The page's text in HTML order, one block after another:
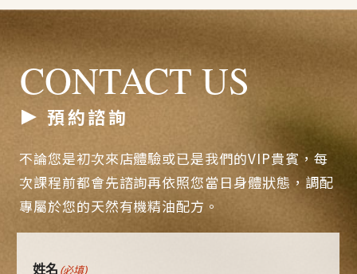
CONTACT US
預約諮詢
不論您是初次來店體驗或已是我們的VIP貴賓，每
次課程前都會先諮詢再依照您當日身體狀態，調配
專屬於您的天然有機精油配方。
姓名 (必填)